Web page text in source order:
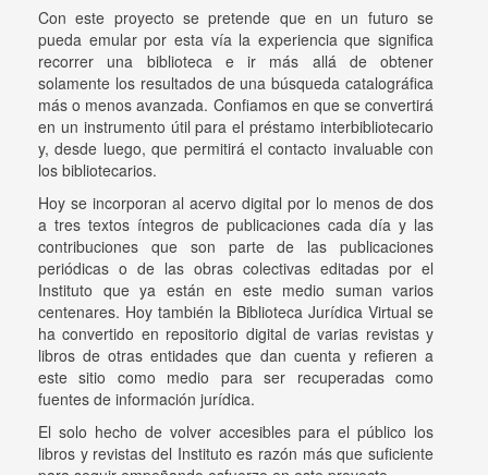
Con este proyecto se pretende que en un futuro se
pueda emular por esta vía la experiencia que significa
recorrer una biblioteca e ir más allá de obtener
solamente los resultados de una búsqueda catalográfica
más o menos avanzada. Confiamos en que se convertirá
en un instrumento útil para el préstamo interbibliotecario
y, desde luego, que permitirá el contacto invaluable con
los bibliotecarios.
Hoy se incorporan al acervo digital por lo menos de dos
a tres textos íntegros de publicaciones cada día y las
contribuciones que son parte de las publicaciones
periódicas o de las obras colectivas editadas por el
Instituto que ya están en este medio suman varios
centenares. Hoy también la Biblioteca Jurídica Virtual se
ha convertido en repositorio digital de varias revistas y
libros de otras entidades que dan cuenta y refieren a
este sitio como medio para ser recuperadas como
fuentes de información jurídica.
El solo hecho de volver accesibles para el público los
libros y revistas del Instituto es razón más que suficiente